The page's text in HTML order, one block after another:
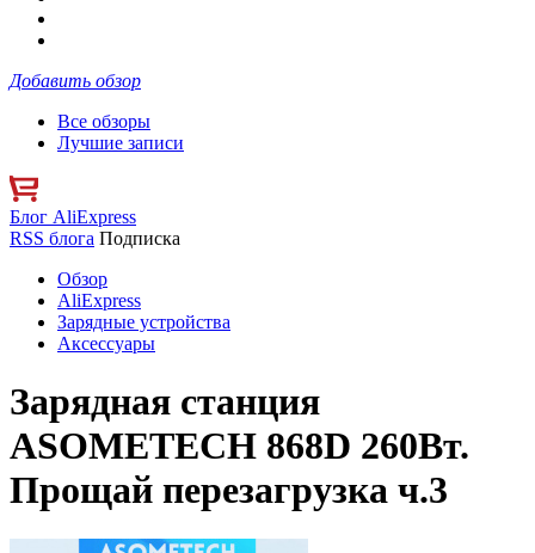
Добавить обзор
Все обзоры
Лучшие записи
Блог AliExpress
RSS блога Подписка
Обзор
AliExpress
Зарядные устройства
Аксессуары
Зарядная станция
ASOMETECH 868D 260Вт.
Прощай перезагрузка ч.3